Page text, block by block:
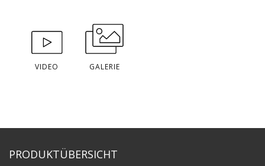
VIDEO GALERIE
PRODUKTÜBERSICHT